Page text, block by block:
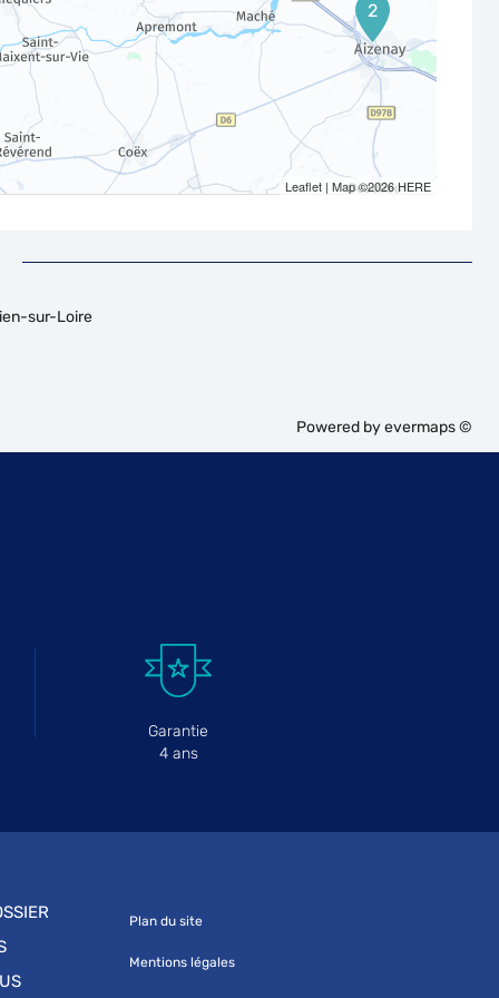
2
Leaflet| Map ©2026HERE
sur-Loire
Powered byevermaps ©
Garantie
4 ans
Plan du site
Mentions légales